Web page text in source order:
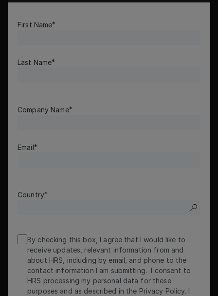
First Name
Last Name
Company Name
Email
Country
By checking this box, I agree that I would like to
receive updates, relevant information from and
about HRS, including by email, and phone to the
contact information I am submitting. I consent to
HRS processing my personal data for these
purposes and as described in the Privacy Policy. I